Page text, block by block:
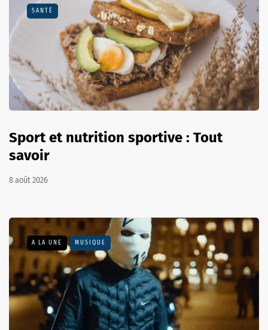
SANTÉ
Sport et nutrition sportive : Tout
savoir
8 août 2026
A LA UNE MUSIQUE